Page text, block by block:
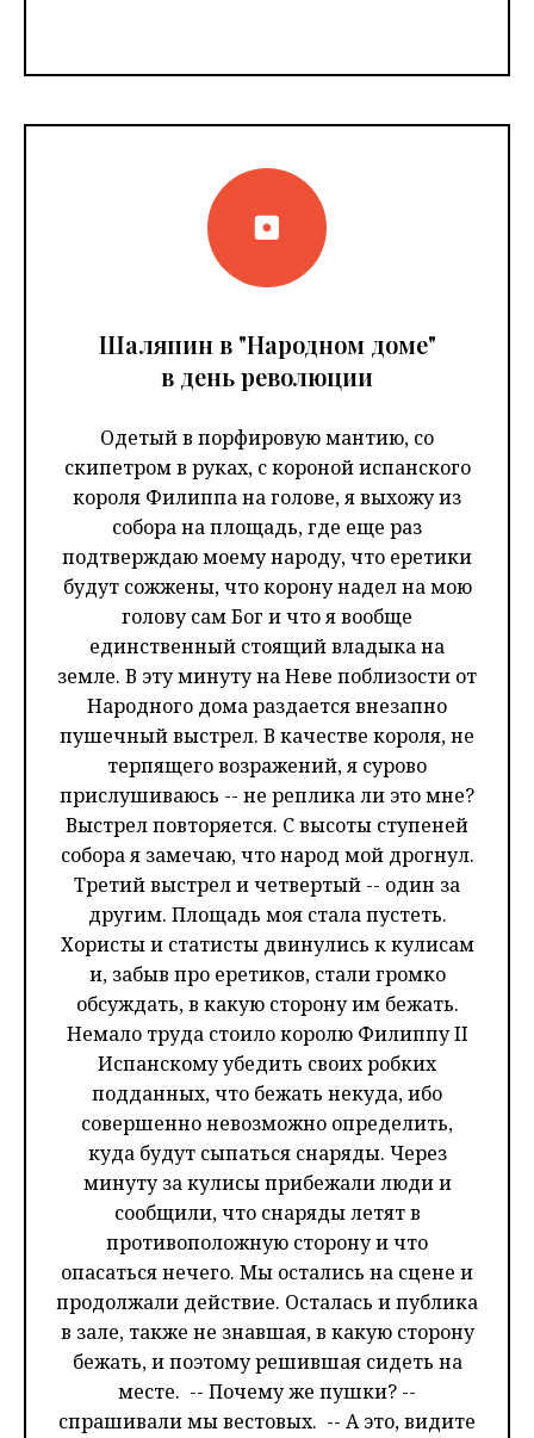
Шаляпин в "Народном доме"
в день революции
Одетый в порфировую мантию, со
скипетром в руках, с короной испанского
короля Филиппа на голове, я выхожу из
собора на площадь, где еще раз
подтверждаю моему народу, что еретики
будут сожжены, что корону надел на мою
голову сам Бог и что я вообще
единственный стоящий владыка на
земле. В эту минуту на Неве поблизости от
Народного дома раздается внезапно
пушечный выстрел. В качестве короля, не
терпящего возражений, я сурово
прислушиваюсь -- не реплика ли это мне?
Выстрел повторяется. С высоты ступеней
собора я замечаю, что народ мой дрогнул.
Третий выстрел и четвертый -- один за
другим. Площадь моя стала пустеть.
Хористы и статисты двинулись к кулисам
и, забыв про еретиков, стали громко
обсуждать, в какую сторону им бежать.
Немало труда стоило королю Филиппу II
Испанскому убедить своих робких
подданных, что бежать некуда, ибо
совершенно невозможно определить,
куда будут сыпаться снаряды. Через
минуту за кулисы прибежали люди и
сообщили, что снаряды летят в
противоположную сторону и что
опасаться нечего. Мы остались на сцене и
продолжали действие. Осталась и публика
в зале, также не знавшая, в какую сторону
бежать, и поэтому решившая сидеть на
месте. -- Почему же пушки? --
спрашивали мы вестовых. -- А это, видите